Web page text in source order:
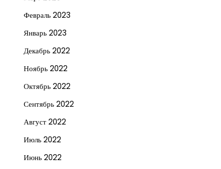
Февраль 2023
Январь 2023
Декабрь 2022
Ноябрь 2022
Октябрь 2022
Сентябрь 2022
Август 2022
Июль 2022
Июнь 2022